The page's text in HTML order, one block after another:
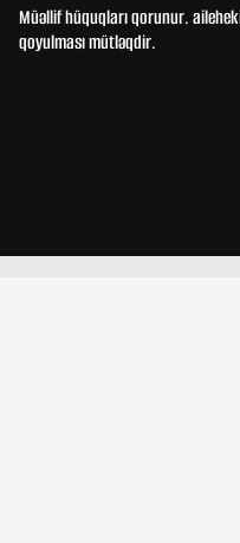
Müəllif hüquqları qorunur.
qoyulması mütləqdir.